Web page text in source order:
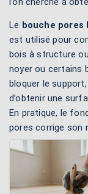
Le bouche pores
est utilisé pour
bois à structure
noyer ou certains
bloquer le
d’obtenir une
En pratique, le
pores corrige son